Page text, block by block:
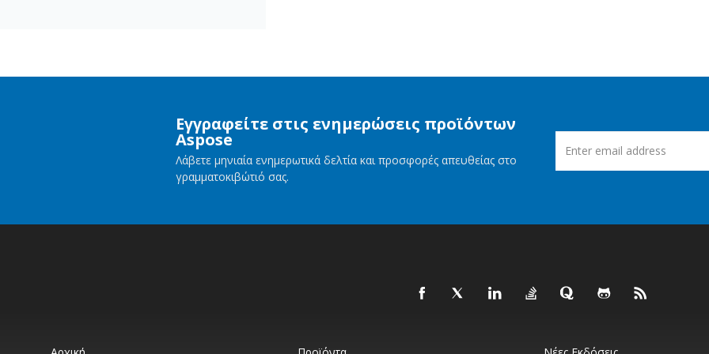
Εγγραφείτε στις ενημερώσεις προϊόντων
Aspose
Λάβετε μηνιαία ενημερωτικά δελτία και προσφορές απευθείας στο
γραμματοκιβώτιό σας.